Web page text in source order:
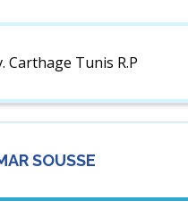
Carthage Tunis R.P
SOUSSE